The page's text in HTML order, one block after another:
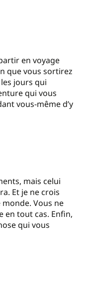
en voyage
que vous sortirez
jours qui
qui vous
vous-même d’y
mais celui
Et je ne crois
Vous ne
en tout cas. Enfin,
qui vous